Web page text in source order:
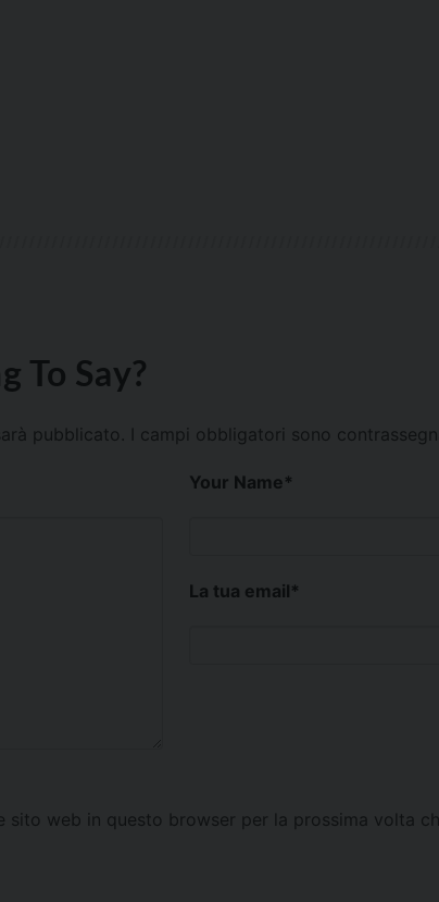
To Say?
pubblicato. I campi obbligatori sono
Your Name*
La tua email*
sito web in questo browser per la prossima volta